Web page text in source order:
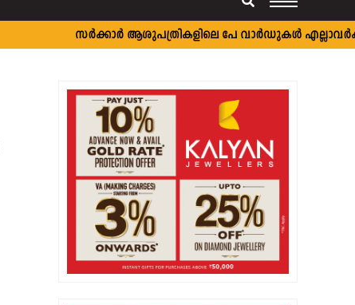
സർക്കാർ ആശുപത്രികളിലെ പേ വാർഡുകൾ എല്ലാവർക്കും;